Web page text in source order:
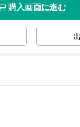
購入画面に進む